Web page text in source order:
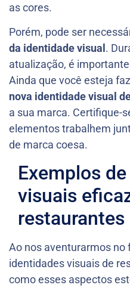
as cores.
Porém, pode ser
da identidade visual .
atualização, é
Ainda que você esteja
nova identidade visual
a sua marca. Certifique-
elementos trabalhem
de marca coesa.
Exemplos
visuais
restaurantes
Ao nos aventurarmos
identidades visuais de
como esses aspectos